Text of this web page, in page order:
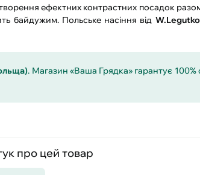
ефектних контрастних посадок
байдужим. Польське насіння від W.Legutko
. Магазин «Ваша Грядка» гарантує 100%
про цей товар